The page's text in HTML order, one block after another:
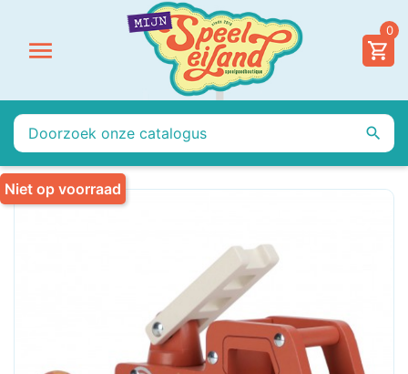

0

Niet op voorraad